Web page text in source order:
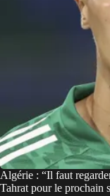
Algérie : “Il faut
Tahrat pour le prochain